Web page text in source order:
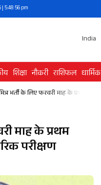
5:48:57 pm
India
शिक्षा नौकरी राशिफल धार्मिक
भर्ती के लिए फरवरी माह के प्रथम
माह के प्रथम
परीक्षण